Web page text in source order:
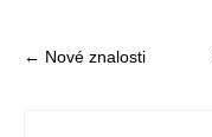
Post
← Nové znalosti